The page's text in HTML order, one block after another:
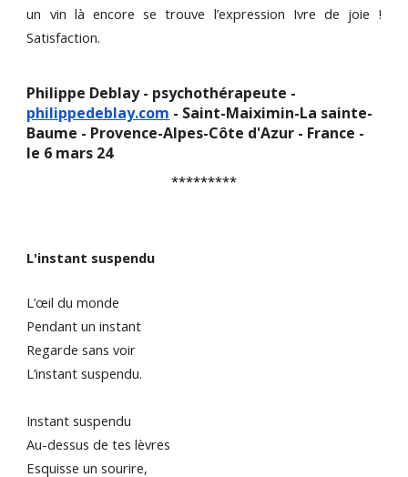
un vin là encore se trouve l’expression Ivre de joie !
Satisfaction.
Philippe Deblay - psychothérapeute -
philippedeblay.com - Saint-Maiximin-La sainte-
Baume - Provence-Alpes-Côte d'Azur - France -
le 6 mars 24
*********
L'instant suspendu
L’œil du monde
Pendant un instant
Regarde sans voir
L’instant suspendu.
Instant suspendu
Au-dessus de tes lèvres
Esquisse un sourire,